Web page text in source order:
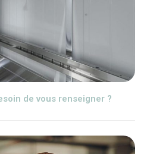
de vous renseigner ?